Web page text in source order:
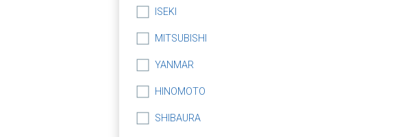
ISEKI
MITSUBISHI
YANMAR
HINOMOTO
SHIBAURA